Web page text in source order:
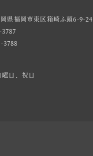
県福岡市東区箱崎ふ頭6-9-24
3788
日、祝日